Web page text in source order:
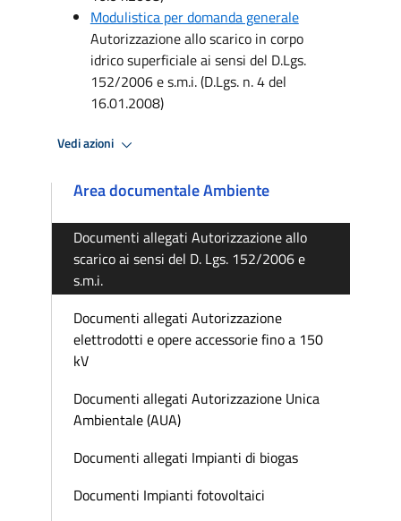
Modulistica per domanda generale
Autorizzazione allo scarico in corpo
idrico superficiale ai sensi del D.Lgs.
152/2006 e s.m.i. (D.Lgs. n. 4 del
16.01.2008)
Vedi azioni
Area documentale Ambiente
Documenti allegati Autorizzazione allo
scarico ai sensi del D. Lgs. 152/2006 e
s.m.i.
Documenti allegati Autorizzazione
elettrodotti e opere accessorie fino a 150
kV
Documenti allegati Autorizzazione Unica
Ambientale (AUA)
Documenti allegati Impianti di biogas
Documenti Impianti fotovoltaici